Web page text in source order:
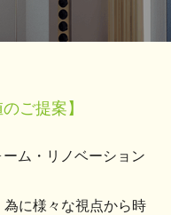
ご提案】
ム・リノベーション
に様々な視点から時